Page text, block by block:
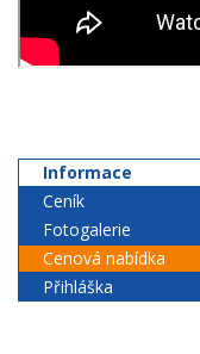
Informace
Ceník
Fotogalerie
Cenová nabídka
Přihláška